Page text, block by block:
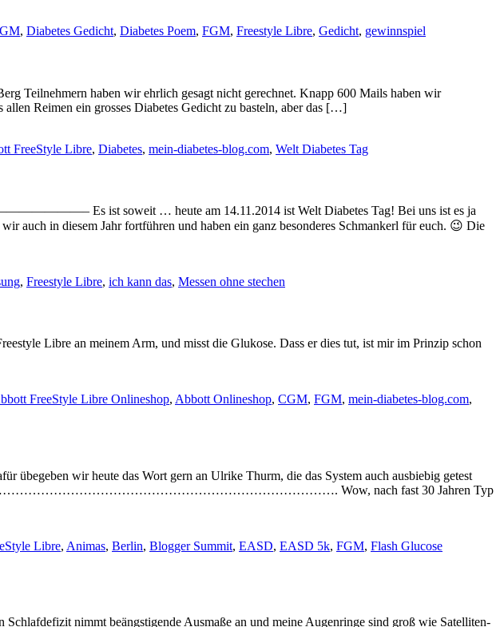
, Diabetes Gedicht, Diabetes Poem, FGM, Freestyle Libre, Gedicht, gewinnspiel
Teilnehmern haben wir ehrlich gesagt nicht gerechnet. Knapp 600 Mails haben wir
Reimen ein grosses Diabetes Gedicht zu basteln, aber das […]
FreeStyle Libre, Diabetes, mein-diabetes-blog.com, Welt Diabetes Tag
… heute am 14.11.2014 ist Welt Diabetes Tag! Bei uns ist es ja
auch in diesem Jahr fortführen und haben ein ganz besonderes Schmankerl für euch. 😉 Die
, Freestyle Libre, ich kann das, Messen ohne stechen
Libre an meinem Arm, und misst die Glukose. Dass er dies tut, ist mir im Prinzip schon
FreeStyle Libre Onlineshop, Abbott Onlineshop, CGM, FGM, mein-diabetes-blog.com,
übegeben wir heute das Wort gern an Ulrike Thurm, die das System auch ausbiebig getest
Wow, nach fast 30 Jahren Typ
Libre, Animas, Berlin, Blogger Summit, EASD, EASD 5k, FGM, Flash Glucose
nimmt beängstigende Ausmaße an und meine Augenringe sind groß wie Satelliten-